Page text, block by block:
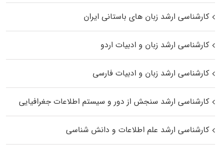
کارشناسی ارشد زبان‌ های باستانی ایران
کارشناسی ارشد زبان و ادبیات اردو
کارشناسی ارشد زبان و ادبیات فارسی
کارشناسی ارشد سنجش از دور و سیستم اطلاعات جغرافیایی
کارشناسی ارشد علم اطلاعات و دانش شناسی